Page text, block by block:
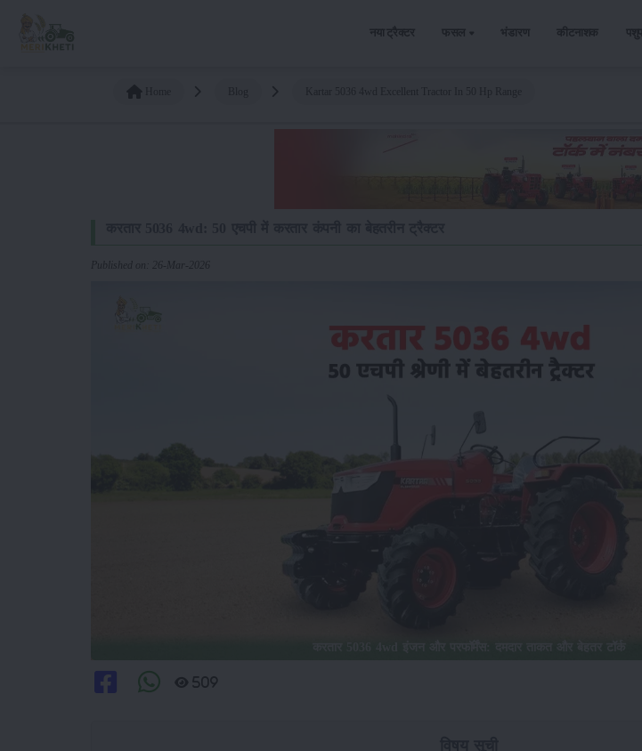
नया ट्रैक्टर फसल भंडारण कीटनाशक
Published on: 26-Mar-2026
509